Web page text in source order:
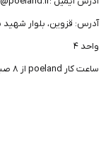
واحد ۴
ساعت کار poeland از 8 صبح تا 6 بعد از ظهر بجز ایام تعطیل می باشد.